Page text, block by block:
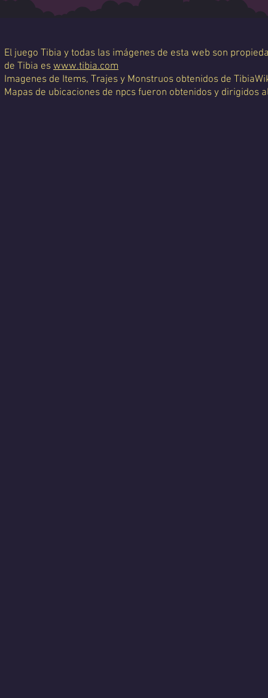
El juego Tibia y todas las imágenes de esta web son
de Tibia es www.tibia.com
Imagenes de Items, Trajes y Monstruos obtenidos de
Mapas de ubicaciones de npcs fueron obtenidos y dirigidos